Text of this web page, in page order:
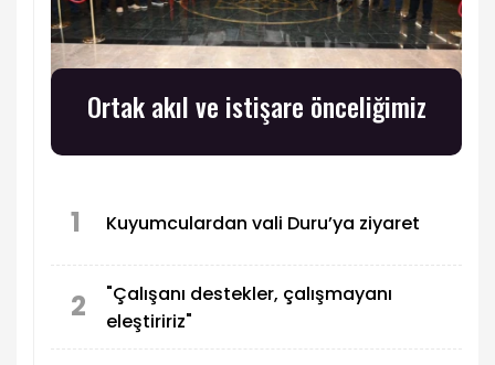
Ortak akıl ve istişare önceliğimiz
1 Kuyumculardan vali Duru’ya ziyaret
2
"Çalışanı destekler, çalışmayanı
eleştiririz"